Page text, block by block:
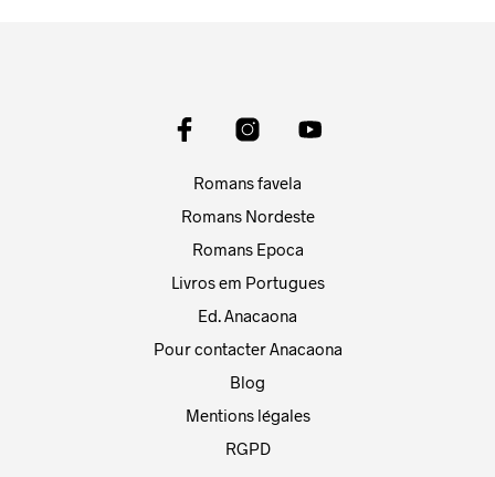
Romans favela
Romans Nordeste
Romans Epoca
Livros em Portugues
Ed. Anacaona
Pour contacter Anacaona
Blog
Mentions légales
RGPD